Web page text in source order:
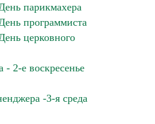
парикмахера
программиста
церковного
- 2-е воскресенье
-3-я среда